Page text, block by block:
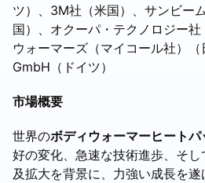
ツ）、3M社（米国）、サンビー
国）、オクーパ・テクノロジー社
ウォーマーズ（マイコール社）
GmbH（ドイツ）
市場概要
世界のボディウォーマーヒートパ
好の変化、急速な技術進歩、そ
及拡大を背景に、力強い成長を